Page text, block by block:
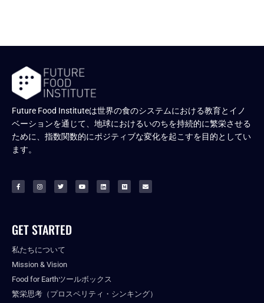
Future Food Instituteは世界の食のシステムにおける教育とイノ
ベーションを通じて、地球におけるいのちを持続的に繁栄させる
ために、指数関数的にポジティブな変化を起こすを目的としてい
ます。
GET STARTED
私たちについて
Mission & Vision
Food for Earthツールボックス
繁栄思考（プロスペリティ・シンキング）